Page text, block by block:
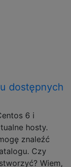
dostępnych
6 i
hosty.
znaleźć
Czy
Wiem,